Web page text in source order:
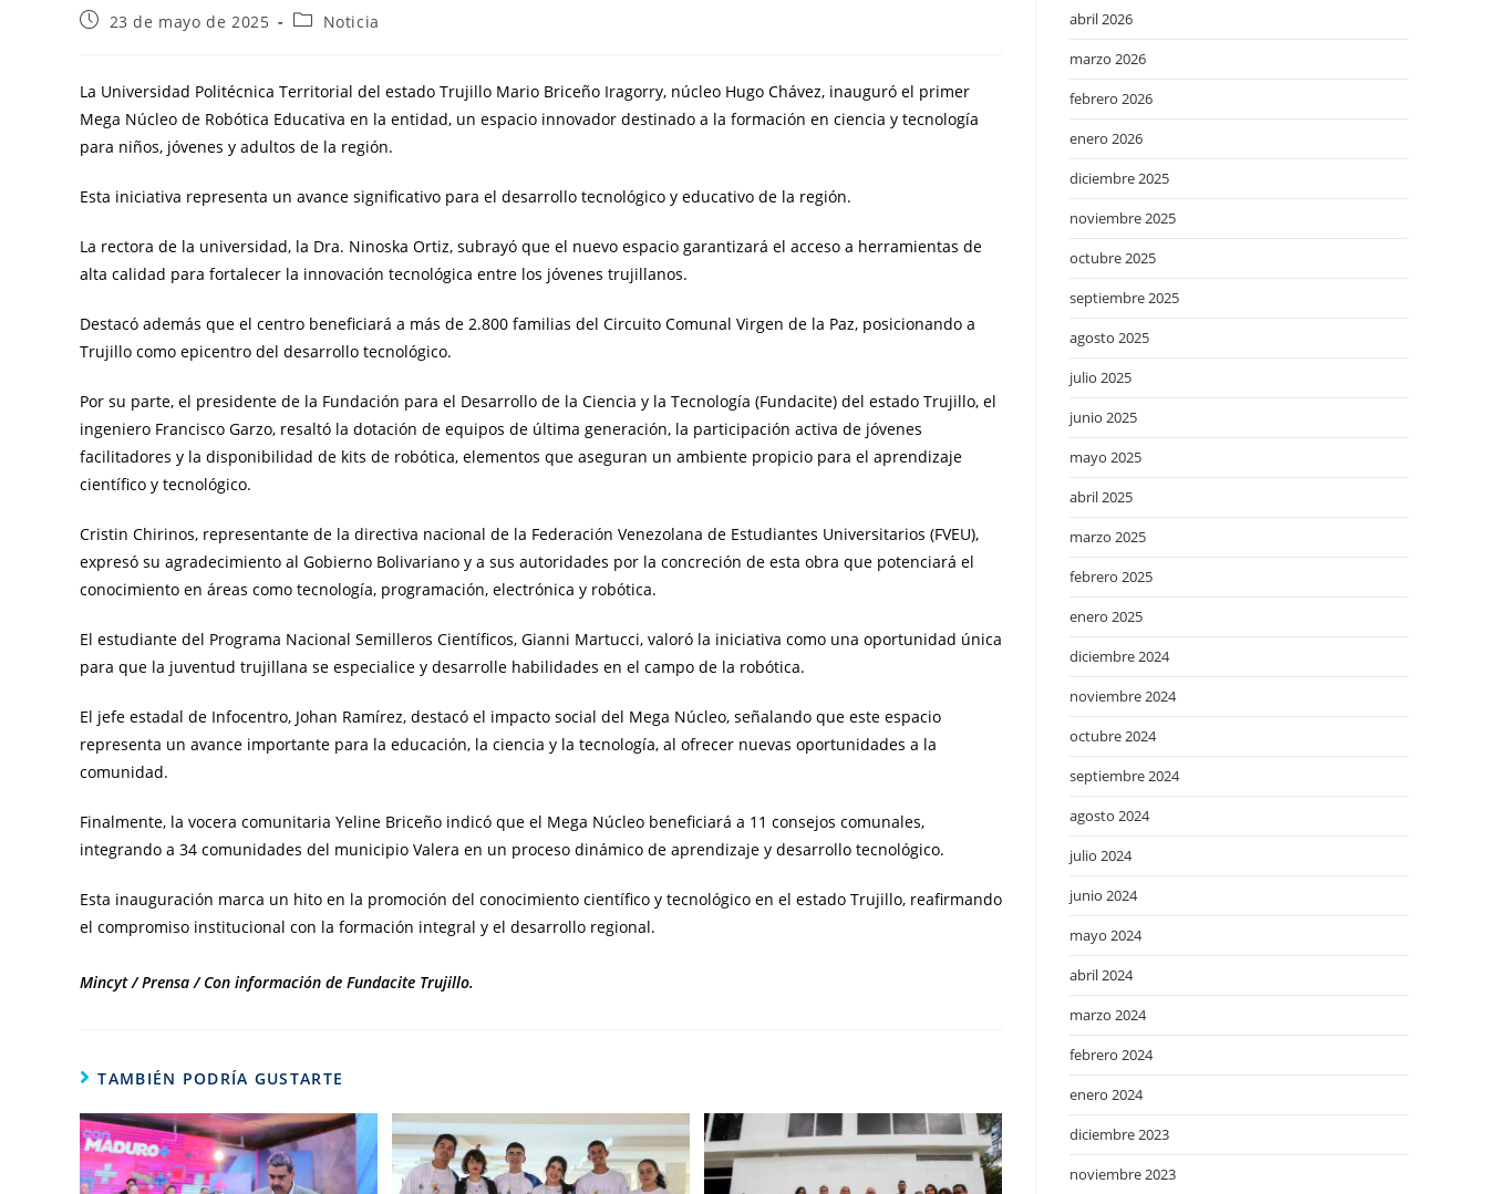
23 de mayo de 2025 Noticia
La Universidad Politécnica Territorial del estado Trujillo Mario Briceño Iragorry, núcleo Hugo Chávez, inauguró el primer
Mega Núcleo de Robótica Educativa en la entidad, un espacio innovador destinado a la formación en ciencia y tecnología
para niños, jóvenes y adultos de la región.
Esta iniciativa representa un avance significativo para el desarrollo tecnológico y educativo de la región.
La rectora de la universidad, la Dra. Ninoska Ortiz, subrayó que el nuevo espacio garantizará el acceso a herramientas de
alta calidad para fortalecer la innovación tecnológica entre los jóvenes trujillanos.
Destacó además que el centro beneficiará a más de 2.800 familias del Circuito Comunal Virgen de la Paz, posicionando a
Trujillo como epicentro del desarrollo tecnológico.
Por su parte, el presidente de la Fundación para el Desarrollo de la Ciencia y la Tecnología (Fundacite) del estado Trujillo, el
ingeniero Francisco Garzo, resaltó la dotación de equipos de última generación, la participación activa de jóvenes
facilitadores y la disponibilidad de kits de robótica, elementos que aseguran un ambiente propicio para el aprendizaje
científico y tecnológico.
Cristin Chirinos, representante de la directiva nacional de la Federación Venezolana de Estudiantes Universitarios (FVEU),
expresó su agradecimiento al Gobierno Bolivariano y a sus autoridades por la concreción de esta obra que potenciará el
conocimiento en áreas como tecnología, programación, electrónica y robótica.
El estudiante del Programa Nacional Semilleros Científicos, Gianni Martucci, valoró la iniciativa como una oportunidad única
para que la juventud trujillana se especialice y desarrolle habilidades en el campo de la robótica.
El jefe estadal de Infocentro, Johan Ramírez, destacó el impacto social del Mega Núcleo, señalando que este espacio
representa un avance importante para la educación, la ciencia y la tecnología, al ofrecer nuevas oportunidades a la
comunidad.
Finalmente, la vocera comunitaria Yeline Briceño indicó que el Mega Núcleo beneficiará a 11 consejos comunales,
integrando a 34 comunidades del municipio Valera en un proceso dinámico de aprendizaje y desarrollo tecnológico.
Esta inauguración marca un hito en la promoción del conocimiento científico y tecnológico en el estado Trujillo, reafirmando
el compromiso institucional con la formación integral y el desarrollo regional.
Mincyt / Prensa / Con información de Fundacite Trujillo.
TAMBIÉN PODRÍA GUSTARTE
abril 2026
marzo 2026
febrero 2026
enero 2026
diciembre 2025
noviembre 2025
octubre 2025
septiembre 2025
agosto 2025
julio 2025
junio 2025
mayo 2025
abril 2025
marzo 2025
febrero 2025
enero 2025
diciembre 2024
noviembre 2024
octubre 2024
septiembre 2024
agosto 2024
julio 2024
junio 2024
mayo 2024
abril 2024
marzo 2024
febrero 2024
enero 2024
diciembre 2023
noviembre 2023